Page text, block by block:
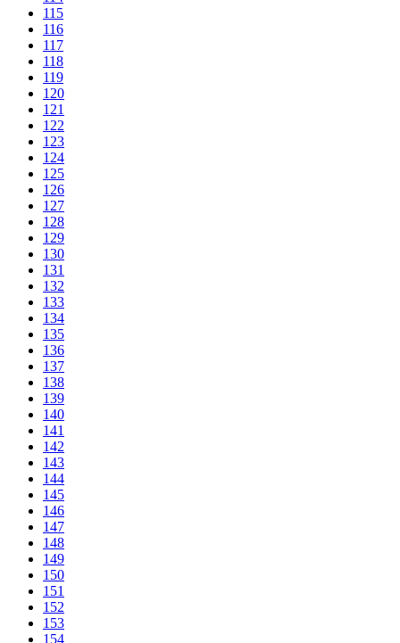
115
116
117
118
119
120
121
122
123
124
125
126
127
128
129
130
131
132
133
134
135
136
137
138
139
140
141
142
143
144
145
146
147
148
149
150
151
152
153
154